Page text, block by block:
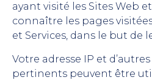
ayant visité les Sites Web
connaître les pages
et Services, dans le but de
Votre adresse IP et
pertinents peuvent être